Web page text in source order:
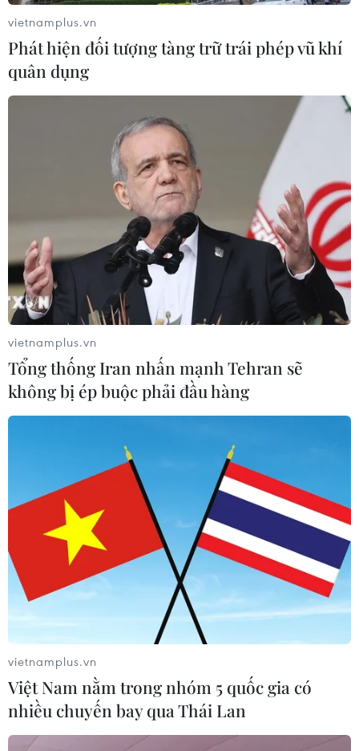
pin và khoáng sản nội địa
08/08/2026 08:16
"vùng trũng" thông tin sau một nhịp
Điện Biên từng bước hình thành thị
trường tín chỉ carbon rừng
08/08/2026 06:50
Chủ sân Azteca lỗ hơn 47 triệu USD vì
World Cup 2026
08/08/2026 06:43
Chủ tịch Quốc hội Trần Thanh Mẫn:
Khẳng định vai trò nòng cốt trong
đấu tranh phòng, chống tham
nhũng, tội phạm kinh tế
08/08/2026 05:02
Dữ liệu việc làm Mỹ mở thêm dư địa
cho giá vàng trong tuần qua
Grab bị phạt 1,36 tỷ đồng do vi phạm
quy định bảo vệ quyền lợi người tiêu
dùng
vietnamplus.vn
Phát hiện đối tượng tàng trữ trái phép vũ khí
quân dụng
vietnamplus.vn
Tổng thống Iran nhấn mạnh Tehran sẽ
không bị ép buộc phải đầu hàng
vietnamplus.vn
Việt Nam nằm trong nhóm 5 quốc gia có
nhiều chuyến bay qua Thái Lan